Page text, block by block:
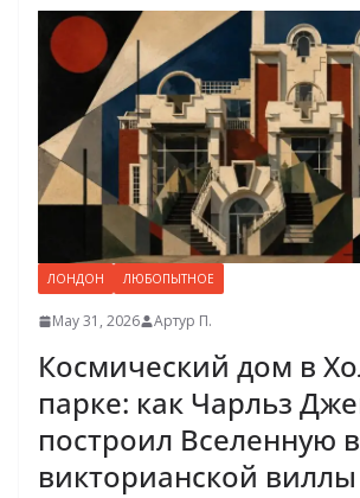
ЛОНДОН ЛЮБОПЫТНОЕ
May 31, 2026 Артур П.
Космический дом в
парке: как Чарльз
построил Вселенную
викторианской виллы